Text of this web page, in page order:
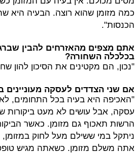
כמה מזומן שהוא רוצה. הבעיה היא
הכנסות".
אתם מצפים מהאזרחים להבין
בכלכלה השחורה?
"נכון, הם מקטינים את הסיכון להון
אם שני הצדדים לעסקה מעוניינים
"האכיפה היא בעיה בכל התחומים,
עסקה, אבל עושים לא מעט ביקורות
הרשות תאכוף גם מזומן. כאשר
ניתקל במי ששילם מעל לחוק במזומן,
אתה משלם מזומן. כשאתה מגיש